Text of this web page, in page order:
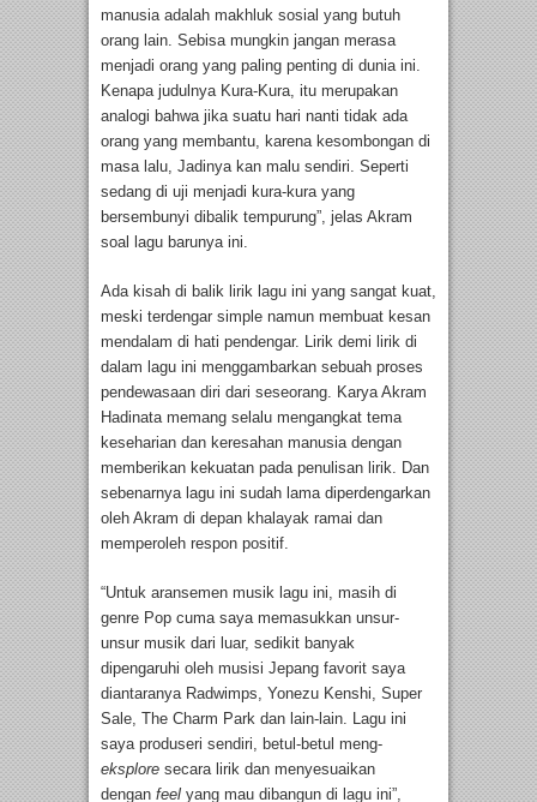
manusia adalah makhluk sosial yang butuh
orang lain. Sebisa mungkin jangan merasa
menjadi orang yang paling penting di dunia ini.
Kenapa judulnya Kura-Kura, itu merupakan
analogi bahwa jika suatu hari nanti tidak ada
orang yang membantu, karena kesombongan di
masa lalu, Jadinya kan malu sendiri. Seperti
sedang di uji menjadi kura-kura yang
bersembunyi dibalik tempurung”, jelas Akram
soal lagu barunya ini.
Ada kisah di balik lirik lagu ini yang sangat kuat,
meski terdengar simple namun membuat kesan
mendalam di hati pendengar. Lirik demi lirik di
dalam lagu ini menggambarkan sebuah proses
pendewasaan diri dari seseorang. Karya Akram
Hadinata memang selalu mengangkat tema
keseharian dan keresahan manusia dengan
memberikan kekuatan pada penulisan lirik. Dan
sebenarnya lagu ini sudah lama diperdengarkan
oleh Akram di depan khalayak ramai dan
memperoleh respon positif.
“Untuk aransemen musik lagu ini, masih di
genre Pop cuma saya memasukkan unsur-
unsur musik dari luar, sedikit banyak
dipengaruhi oleh musisi Jepang favorit saya
diantaranya Radwimps, Yonezu Kenshi, Super
Sale, The Charm Park dan lain-lain. Lagu ini
saya produseri sendiri, betul-betul meng-
eksplore secara lirik dan menyesuaikan
dengan feel yang mau dibangun di lagu ini”,